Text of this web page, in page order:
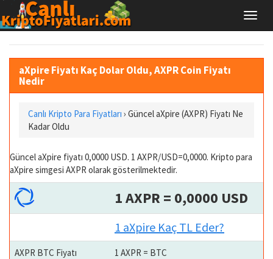
aXpire Fiyatı Kaç Dolar Oldu, AXPR Coin Fiyatı
Nedir
Canlı Kripto Para Fiyatları › Güncel aXpire (AXPR) Fiyatı Ne
Kadar Oldu
Güncel aXpire fiyatı 0,0000 USD. 1 AXPR/USD=0,0000. Kripto para
aXpire simgesi AXPR olarak gösterilmektedir.
1 AXPR = 0,0000 USD
1 aXpire Kaç TL Eder?
AXPR BTC Fiyatı
1 AXPR = BTC